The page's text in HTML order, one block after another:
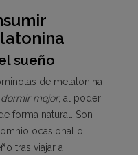
sueño
de melatonina
dormir mejor, al poder
forma natural. Son
ocasional o
tras viajar a